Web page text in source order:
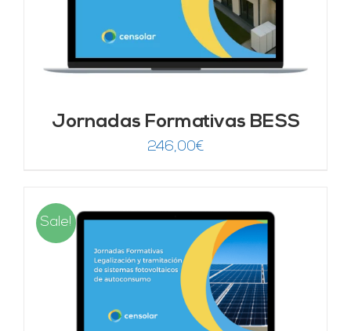
Jornadas Formativas BESS
246,00€
Sale!